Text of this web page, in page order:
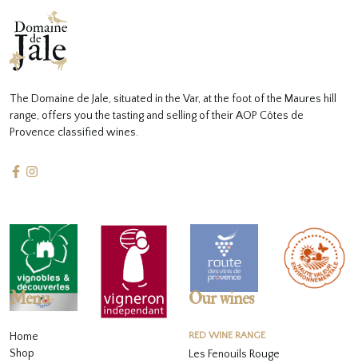
The Domaine de Jale, situated in the Var, at the foot of the Maures hill
range, offers you the tasting and selling of their AOP Côtes de
Provence classified wines.
Menu
Home
Shop
Our wines
RED WINE RANGE
Les Fenouils Rouge